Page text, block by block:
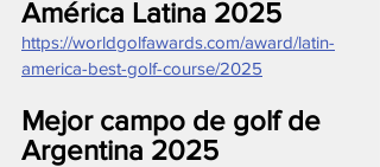
América Latina 2025
https://worldgolfawards.com/award/latin-
america-best-golf-course/2025
Mejor campo de golf de
Argentina 2025